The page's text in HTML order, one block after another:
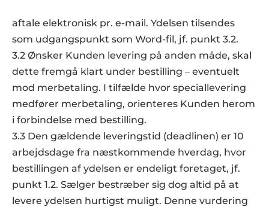
aftale elektronisk pr. e-mail. Ydelsen tilsendes
som udgangspunkt som Word-fil, jf. punkt 3.2.
3.2 Ønsker Kunden levering på anden måde, skal
dette fremgå klart under bestilling – eventuelt
mod merbetaling. I tilfælde hvor speciallevering
medfører merbetaling, orienteres Kunden herom
i forbindelse med bestilling.
3.3 Den gældende leveringstid (deadlinen) er 10
arbejdsdage fra næstkommende hverdag, hvor
bestillingen af ydelsen er endeligt foretaget, jf.
punkt 1.2. Sælger bestræber sig dog altid på at
levere ydelsen hurtigst muligt. Denne vurdering